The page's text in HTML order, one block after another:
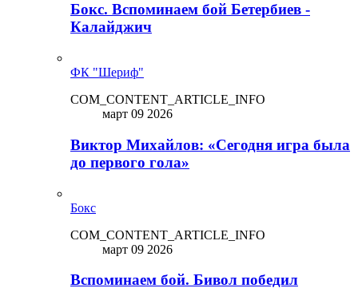
Бокс. Вспоминаем бой Бетербиев -
Калайджич
ФК "Шериф"
COM_CONTENT_ARTICLE_INFO
март 09 2026
Виктор Михайлов: «Сегодня игра была
до первого гола»
Бокс
COM_CONTENT_ARTICLE_INFO
март 09 2026
Вспоминаем бой. Бивол победил